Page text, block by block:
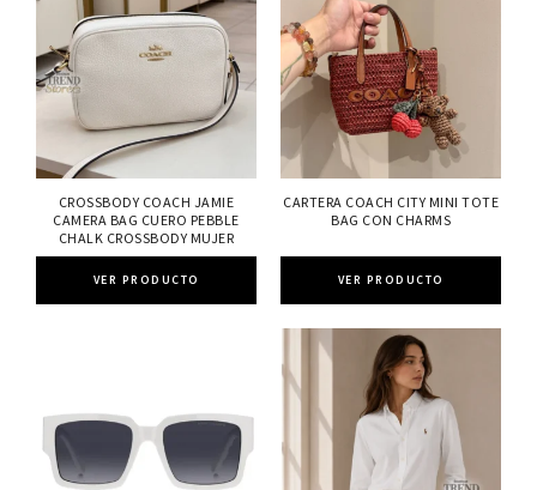
CROSSBODY COACH JAMIE
CAMERA BAG CUERO PEBBLE
CHALK CROSSBODY MUJER
VER PRODUCTO
CARTERA COACH CITY MINI TOTE
BAG CON CHARMS
VER PRODUCTO